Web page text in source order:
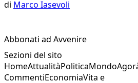
di Marco Iasevoli
Abbonati ad Avvenire
Sezioni del sito
HomeAttualitàPoliticaMondo
CommentiEconomiaVita e